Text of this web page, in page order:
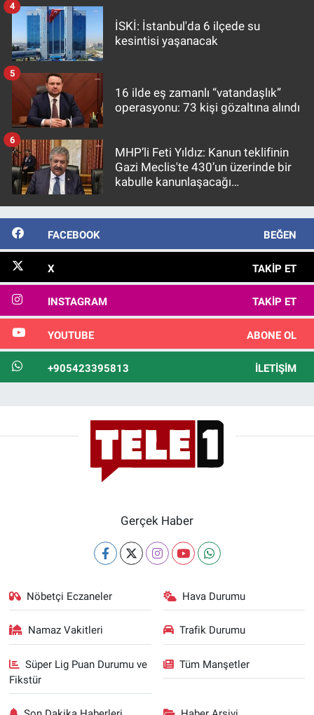
İSKİ: İstanbul'da 6 ilçede su
kesintisi yaşanacak
4
16 ilde eş zamanlı “vatandaşlık”
operasyonu: 73 kişi gözaltına alındı
5
MHP’li Feti Yıldız: Kanun teklifinin
Gazi Meclis'te 430’un üzerinde bir
kabulle kanunlaşacağı
6
FACEBOOK BEĞEN
X TAKIP ET
INSTAGRAM TAKIP ET
YOUTUBE ABONE OL
+905423395813 İLETIŞIM
Gerçek Haber
Nöbetçi Eczaneler Hava Durumu
Namaz Vakitleri Trafik Durumu
Süper Lig Puan Durumu ve
Fikstür
Tüm Manşetler